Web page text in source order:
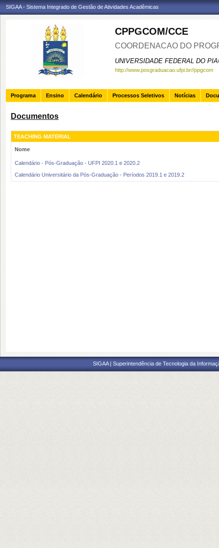
SIGAA - Sistema Integrado de Gestão de Atividades Acadêmicas
CPPGCOM/CCE
COORDENACAO DO
UNIVERSIDADE FEDERAL DO
http://www.posgraduacao.ufpi.br//ppgcom
Programa Ensino Calendário Processos Seletivos Notícias
Documentos
TEACHING MATERIAL
Nome
Calendário - Pós-Graduação - UFPI 2020.1 e 2020.2
Calendário Universitário da Pós-Graduação - Períodos 2019.1 e 2019.2
SIGAA | Superintendência de Tecnologia da